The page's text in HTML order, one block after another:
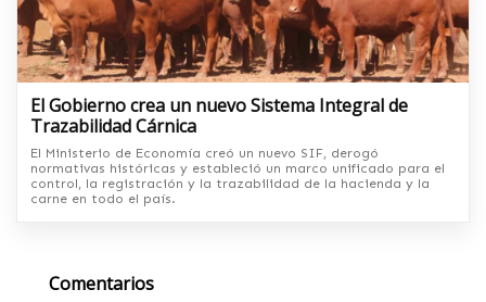
El Gobierno crea un nuevo Sistema Integral de
Trazabilidad Cárnica
El Ministerio de Economía creó un nuevo SIF, derogó
normativas históricas y estableció un marco unificado para el
control, la registración y la trazabilidad de la hacienda y la
carne en todo el país.
Comentarios